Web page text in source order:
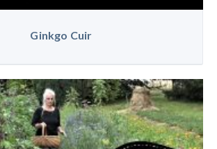
Ginkgo Cuir